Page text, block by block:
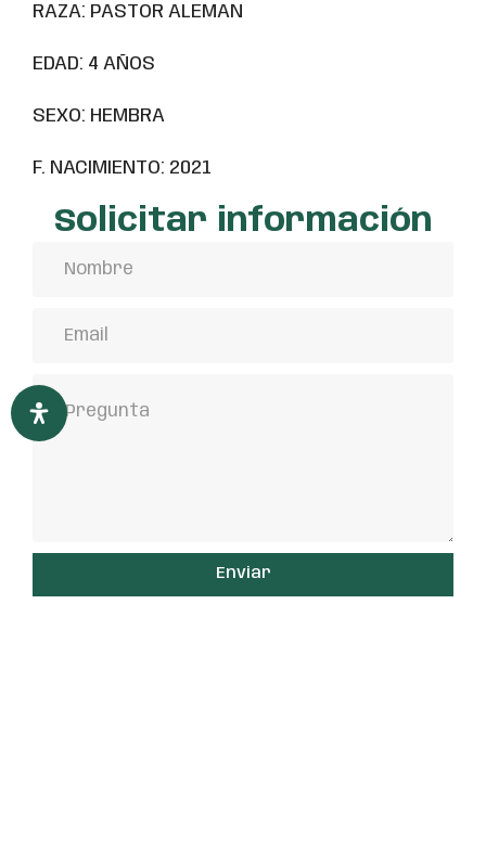
RAZA: PASTOR ALEMAN
EDAD: 4 AÑOS
SEXO: HEMBRA
F. NACIMIENTO: 2021
Solicitar información
Enviar